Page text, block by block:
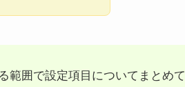
範囲で設定項目についてまとめて